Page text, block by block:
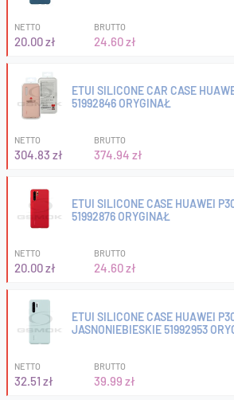
NETTO
20.00 zł
BRUTTO
24.60 zł
ETUI SILICONE CAR CASE
51992846 ORYGINAŁ
NETTO
304.83 zł
BRUTTO
374.94 zł
ETUI SILICONE CASE HUAWEI
51992876 ORYGINAŁ
NETTO
20.00 zł
BRUTTO
24.60 zł
ETUI SILICONE CASE HUAWEI
JASNONIEBIESKIE 51992953
NETTO
32.51 zł
BRUTTO
39.99 zł